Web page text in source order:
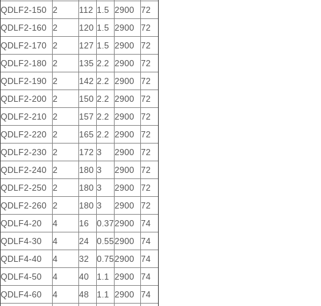
QDLF2-150
2 112 1.5 2900
72
QDLF2-160
2 120 1.5 2900
72
QDLF2-170
2 127 1.5 2900
72
QDLF2-180
2 135 2.2 2900
72
QDLF2-190
2 142 2.2 2900
72
QDLF2-200
2 150 2.2 2900
72
QDLF2-210
2 157 2.2 2900
72
QDLF2-220
2 165 2.2 2900
72
QDLF2-230
2 172 3 2900
72
QDLF2-240
2 180 3 2900
72
QDLF2-250
2 180 3 2900
72
QDLF2-260
2 180 3 2900
72
QDLF4-20
4 16 0.372900
74
QDLF4-30
4 24 0.552900
74
QDLF4-40
4 32 0.752900
74
QDLF4-50
4 40 1.1 2900
74
QDLF4-60
4 48 1.1 2900
74